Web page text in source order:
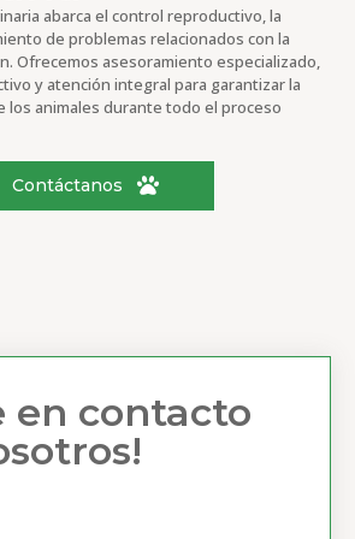
abarca el control reproductivo, la
de problemas relacionados con la
Ofrecemos asesoramiento especializado,
y atención integral para garantizar la
los animales durante todo el proceso
Contáctanos
en contacto